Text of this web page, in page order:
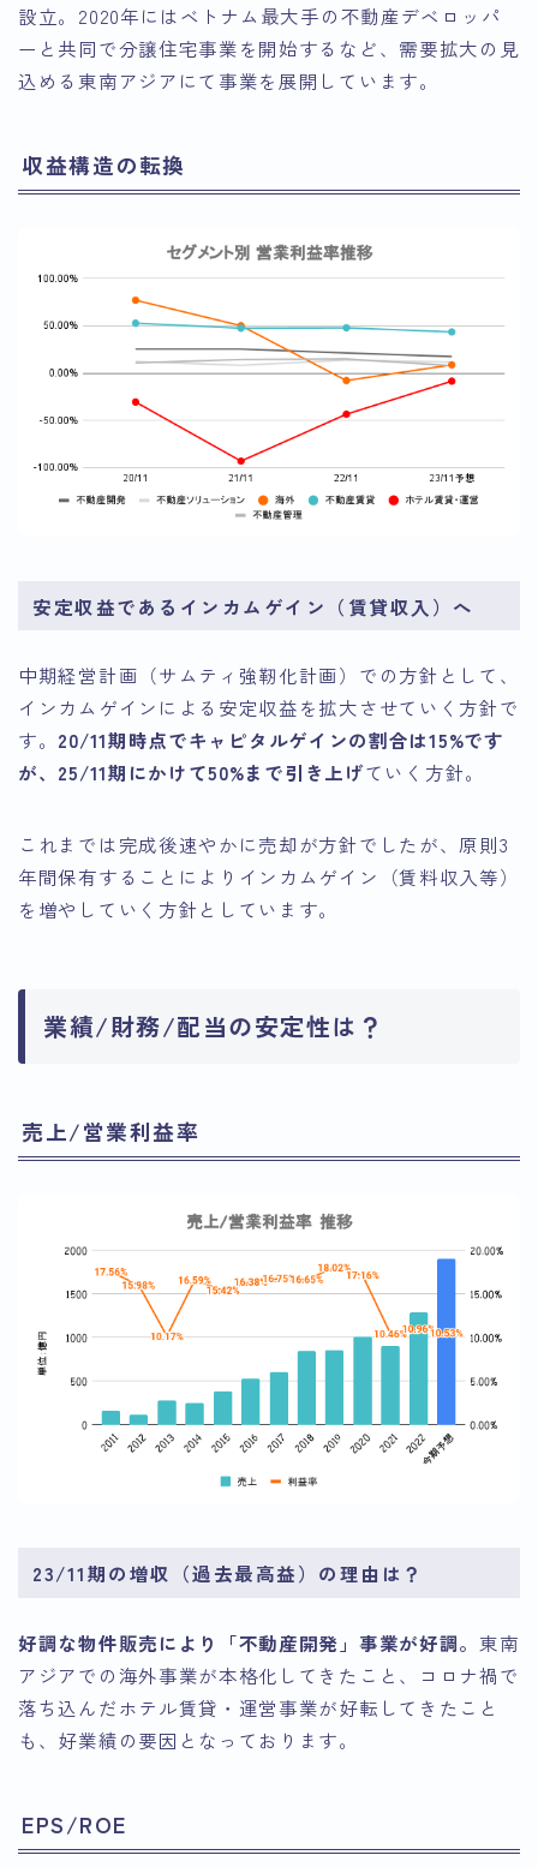
設立。2020年にはベトナム最大手の不動産デベロッパ
ーと共同で分譲住宅事業を開始するなど、需要拡大の見
込める東南アジアにて事業を展開しています。
収益構造の転換
安定収益であるインカムゲイン（賃貸収入）へ
中期経営計画（サムティ強靭化計画）での方針として、
インカムゲインによる安定収益を拡大させていく方針で
す。 20/11期時点でキャピタルゲインの割合は15%です
が、25/11期にかけて50%まで引き上げていく方針。
これまでは完成後速やかに売却が方針でしたが、原則3
年間保有することによりインカムゲイン（賃料収入等）
を増やしていく方針としています。
業績/財務/配当の安定性は？
売上/営業利益率
23/11期の増収（過去最高益）の理由は？
好調な物件販売により「不動産開発」事業が好調。 東南
アジアでの海外事業が本格化してきたこと、コロナ禍で
落ち込んだホテル賃貸・運営事業が好転してきたこと
も、好業績の要因となっております。
EPS/ROE